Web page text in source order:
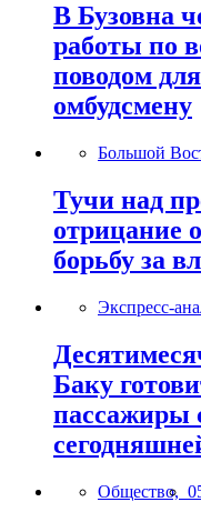
В Бузовна
работы по
поводом
омбудсмену
Большой
Тучи над
отрицание
борьбу за
Экспресс-
Баку
пассажиры
Общество,